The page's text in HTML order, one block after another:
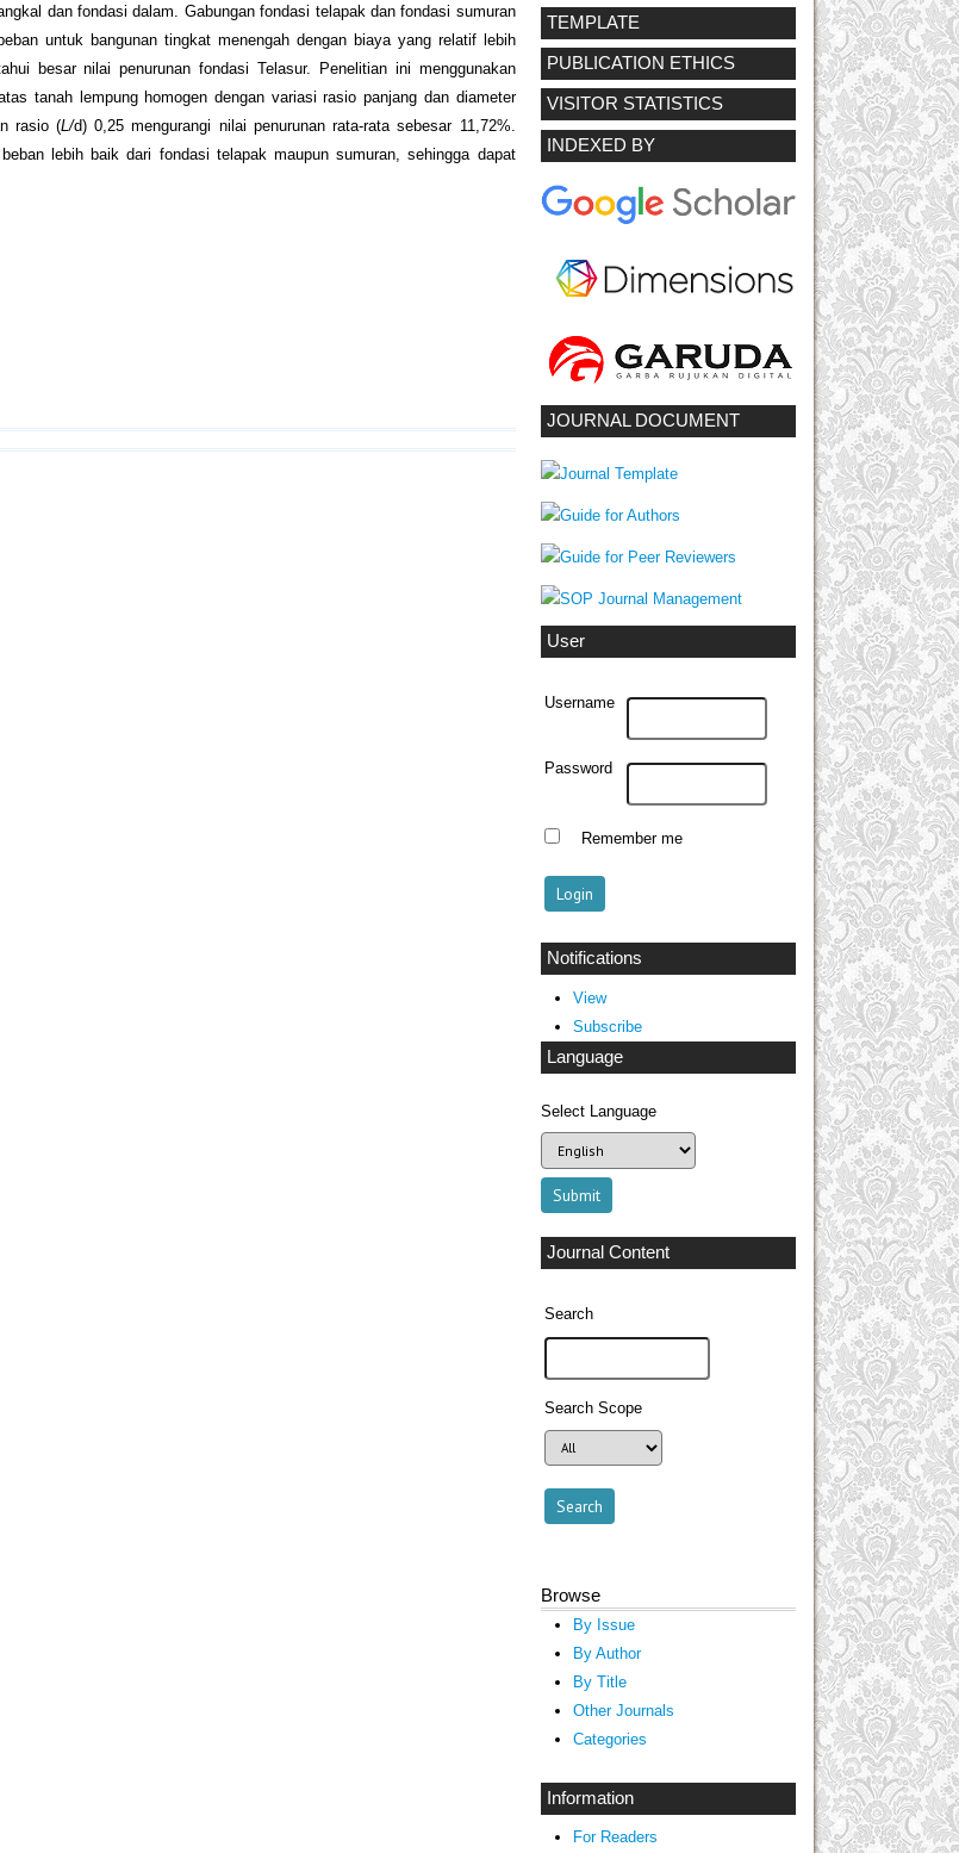
TEMPLATE
PUBLICATION ETHICS
VISITOR STATISTICS
INDEXED BY
JOURNAL DOCUMENT
User
Username
Password
Remember me
Notifications
View
Subscribe
Language
Select Language
Journal Content
Search
Search Scope
Browse
By Issue
By Author
By Title
Other Journals
Categories
Information
For Readers
dan fondasi dalam. Gabungan fondasi telapak dan fondasi sumuran
untuk bangunan tingkat menengah dengan biaya yang relatif lebih
besar nilai penurunan fondasi Telasur. Penelitian ini menggunakan
tanah lempung homogen dengan variasi rasio panjang dan diameter
rasio (L/d) 0,25 mengurangi nilai penurunan rata-rata sebesar 11,72%.
lebih baik dari fondasi telapak maupun sumuran, sehingga dapat